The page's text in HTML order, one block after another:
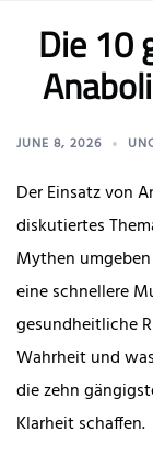
Die 10
JUNE 8, 2026
Der Einsatz von
diskutiertes
Mythen
eine schnellere
gesundheitliche
Wahrheit und
die zehn
Klarheit schaffen.